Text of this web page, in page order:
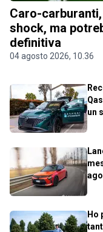
Caro-
shock, ma
definitiva
04 agosto 2026, 10.36
un
Ho